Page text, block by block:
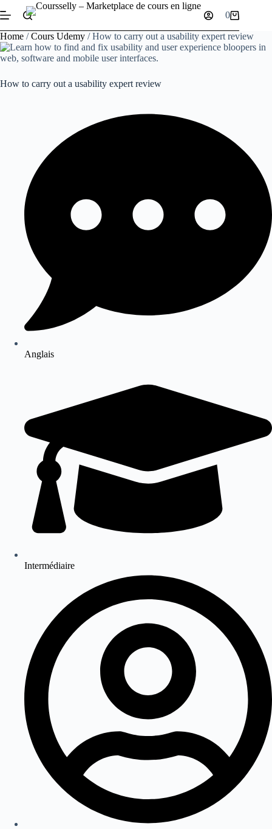
to
Shopping
cart
0
Home /Cours Udemy / How to carry out a usability expert review
How to carry out a usability expert review
Anglais
Intermédiaire